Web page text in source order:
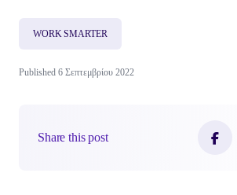
WORK SMARTER
Published 6 Σεπτεμβρίου 2022
Share this post